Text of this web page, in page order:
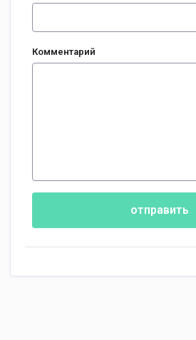
Комментарий
отправить